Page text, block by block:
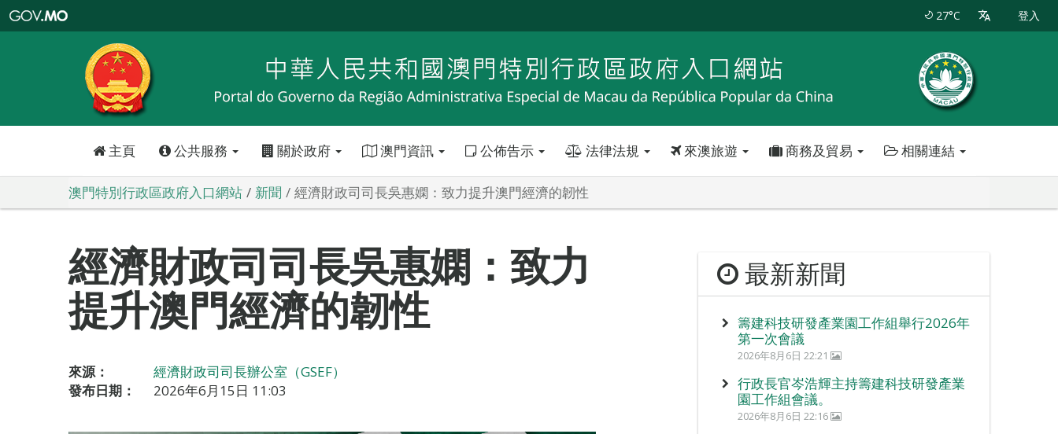
特
政
區
政
口
27°C 登入
主頁 公共服務 關於政府 澳門資訊 公佈告示 法律法規 來澳旅遊 商務及貿易 相關連結
澳門特別行政區政府入口網站 新聞 經濟財政司司長吳惠嫻：致力提升澳門經濟的韌性
經濟財政司司長吳惠嫻：致力
提升澳門經濟的韌性
來源：
經濟財政司司長辦公室（GSEF）
發布日期：
2026年6月15日 11:03
最新新聞
籌建科技研發產業園工作組舉行2026年
第一次會議
2026年8月6日 22:21
行政長官岑浩輝主持籌建科技研發產業
園工作組會議。
2026年8月6日 22:16